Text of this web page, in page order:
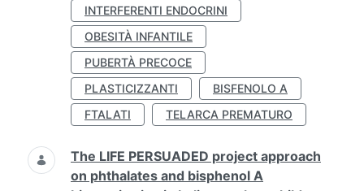
INTERFERENTI ENDOCRINI
OBESITÀ INFANTILE
PUBERTÀ PRECOCE
PLASTICIZZANTI
BISFENOLO A
FTALATI
TELARCA PREMATURO
The LIFE PERSUADED project approach
on phthalates and bisphenol A